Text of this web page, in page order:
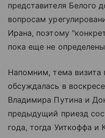
представителя Белого
вопросам
Ирана, поэтому
пока еще не
Напомним, тема
обсуждалась в
Владимира Путина и
предыдущий приезд
года, тогда Уиткоффа и